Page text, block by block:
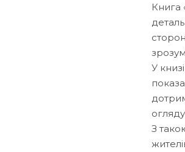
Книга
У
З